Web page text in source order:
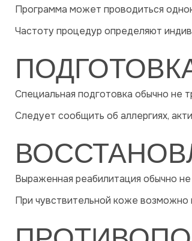
Программа может проводиться
Частоту процедур определяют
Специальная подготовка обычно не
Следует сообщить об аллергиях,
Выраженная реабилитация обычно не
При чувствительной коже возможно